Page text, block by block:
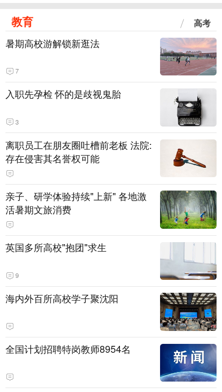
教育 高考
暑期高校游解锁新逛法
7
入职先孕检 怀的是歧视鬼胎
3
离职员工在朋友圈吐槽前老板 法院:
存在侵害其名誉权可能
亲子、研学体验持续"上新" 各地激
活暑期文旅消费
英国多所高校"抱团"求生
9
海内外百所高校学子聚沈阳
全国计划招聘特岗教师8954名